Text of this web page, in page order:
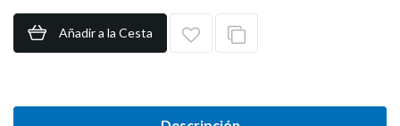
Añadir a la Cesta